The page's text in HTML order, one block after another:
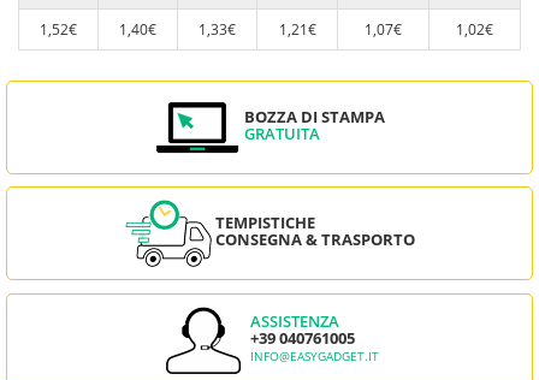
1,52€
1,40€ 1,33€ 1,21€ 1,07€ 1,02€
BOZZA DI STAMPA
GRATUITA
TEMPISTICHE
CONSEGNA & TRASPORTO
ASSISTENZA
+39 040761005
INFO@EASYGADGET.IT